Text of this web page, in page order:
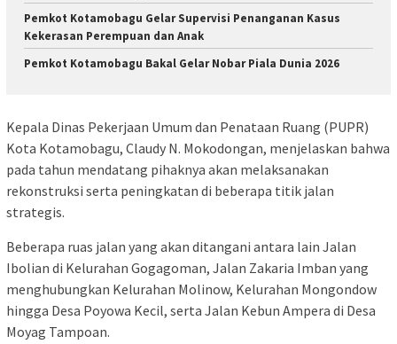
Pemkot Kotamobagu Gelar Supervisi Penanganan Kasus
Kekerasan Perempuan dan Anak
Pemkot Kotamobagu Bakal Gelar Nobar Piala Dunia 2026
Kepala Dinas Pekerjaan Umum dan Penataan Ruang (PUPR)
Kota Kotamobagu, Claudy N. Mokodongan, menjelaskan bahwa
pada tahun mendatang pihaknya akan melaksanakan
rekonstruksi serta peningkatan di beberapa titik jalan
strategis.
Beberapa ruas jalan yang akan ditangani antara lain Jalan
Ibolian di Kelurahan Gogagoman, Jalan Zakaria Imban yang
menghubungkan Kelurahan Molinow, Kelurahan Mongondow
hingga Desa Poyowa Kecil, serta Jalan Kebun Ampera di Desa
Moyag Tampoan.